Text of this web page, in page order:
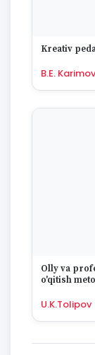
Kreativ
B.E.
Olly va
o'qitish
U.K.Tolipov